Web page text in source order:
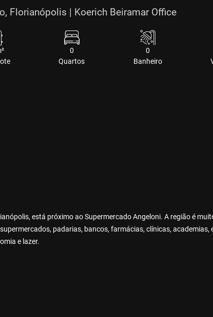
Florianópolis | Koerich Beiramar Office
0
Quartos
0
Banheiro
está próximo ao Supermercado Angeloni. A região é
padarias, bancos, farmácias, clínicas, academias,
e lazer.